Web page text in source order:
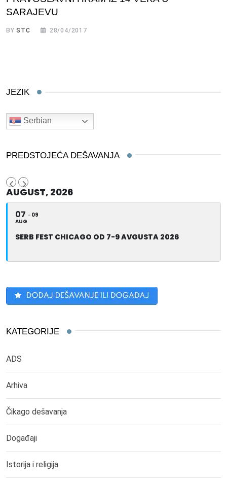
SARAJEVU
BYSTC 28/04/2017
JEZIK
Serbian
PREDSTOJEĆA DEŠAVANJA
AUGUST, 2026
07
AUG
09
SERB FEST CHICAGO OD 7-9 AVGUSTA 2026
KATEGORIJE
ADS
Arhiva
Čikago dešavanja
Događaji
Istorija i religija